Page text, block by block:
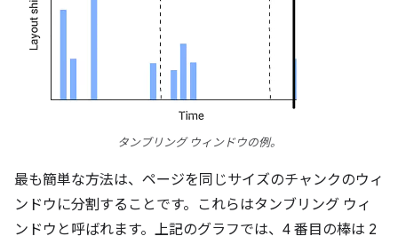
タンブリング ウィンドウの例。
最も簡単な方法は、ページを同じサイズのチャンクのウィ
ンドウに分割することです。これらはタンブリング ウィ
ンドウと呼ばれます。上記のグラフでは、4 番目の棒は 2